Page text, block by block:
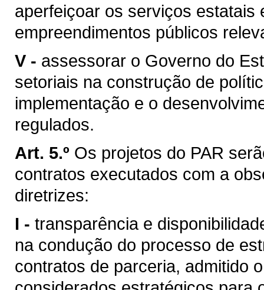
aperfeiçoar os serviços estatais
empreendimentos públicos
V - assessorar o Governo do
setoriais na construção de
implementação e o
regulados.
Art. 5.º Os projetos do PAR
contratos executados com a
diretrizes:
I - transparência e
na condução do processo de
contratos de parceria, admitido